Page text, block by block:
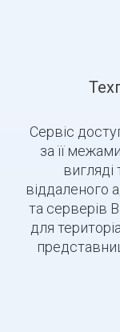
Сервіс
за її
вигляді
віддаленого
та серверів
для